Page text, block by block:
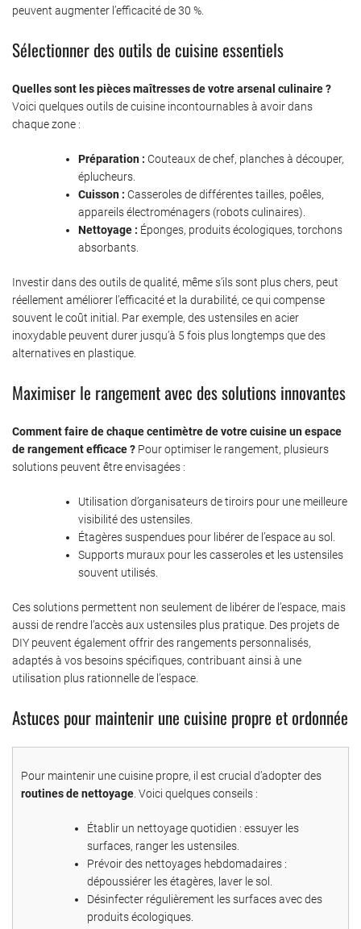
peuvent augmenter l’efficacité de 30 %.
Sélectionner des outils de cuisine essentiels
Quelles sont les pièces maîtresses de votre arsenal culinaire ?
Voici quelques outils de cuisine incontournables à avoir dans
chaque zone :
Préparation : Couteaux de chef, planches à découper,
éplucheurs.
Cuisson : Casseroles de différentes tailles, poêles,
appareils électroménagers (robots culinaires).
Nettoyage : Éponges, produits écologiques, torchons
absorbants.
Investir dans des outils de qualité, même s’ils sont plus chers, peut
réellement améliorer l’efficacité et la durabilité, ce qui compense
souvent le coût initial. Par exemple, des ustensiles en acier
inoxydable peuvent durer jusqu’à 5 fois plus longtemps que des
alternatives en plastique.
Maximiser le rangement avec des solutions innovantes
Comment faire de chaque centimètre de votre cuisine un espace
de rangement efficace ? Pour optimiser le rangement, plusieurs
solutions peuvent être envisagées :
Utilisation d’organisateurs de tiroirs pour une meilleure
visibilité des ustensiles.
Étagères suspendues pour libérer de l’espace au sol.
Supports muraux pour les casseroles et les ustensiles
souvent utilisés.
Ces solutions permettent non seulement de libérer de l’espace, mais
aussi de rendre l’accès aux ustensiles plus pratique. Des projets de
DIY peuvent également offrir des rangements personnalisés,
adaptés à vos besoins spécifiques, contribuant ainsi à une
utilisation plus rationnelle de l’espace.
Astuces pour maintenir une cuisine propre et ordonnée
Pour maintenir une cuisine propre, il est crucial d’adopter des
routines de nettoyage . Voici quelques conseils :
Établir un nettoyage quotidien : essuyer les
surfaces, ranger les ustensiles.
Prévoir des nettoyages hebdomadaires :
dépoussiérer les étagères, laver le sol.
Désinfecter régulièrement les surfaces avec des
produits écologiques.